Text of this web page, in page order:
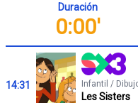
Duración
0:00'
14:31 Infantil /
Les Sisters